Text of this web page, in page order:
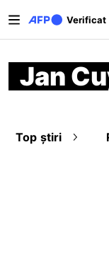
Verificat
Jan
Top știri